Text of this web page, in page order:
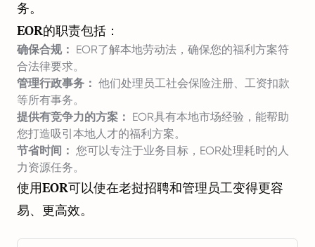
务。
EOR的职责包括：
确保合规： EOR了解本地劳动法，确保您的福利方案符
合法律要求。
管理行政事务： 他们处理员工社会保险注册、工资扣款
等所有事务。
提供有竞争力的方案： EOR具有本地市场经验，能帮助
您打造吸引本地人才的福利方案。
节省时间： 您可以专注于业务目标，EOR处理耗时的人
力资源任务。
使用EOR可以使在老挝招聘和管理员工变得更容
易、更高效。